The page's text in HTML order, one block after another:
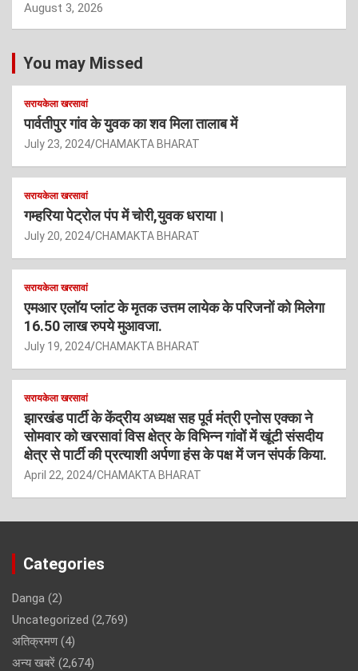
August 3, 2026
You may Missed
सरायकेला खरसावां
पार्वतीपुर गांव के युवक का शव मिला तालाब में
July 23, 2024 CHAMAKTA BHARAT
सरायकेला खरसावां
गम्हरिया पेट्रोल पंप में चोरी,युवक धराया।
July 20, 2024 CHAMAKTA BHARAT
सरायकेला खरसावां
एमआर एलॉय प्लांट के मृतक उत्तम लायेक के परिजनों को मिलेगा
16.50 लाख रुपये मुआवजा.
July 19, 2024 CHAMAKTA BHARAT
सरायकेला खरसावां
झारखंड पार्टी के केंद्रीय अध्यक्ष सह पूर्व मंत्री एनोस एक्का ने
सोमवार को खरसावां विस क्षेत्र के विभिन्न गांवों में खूंटी संसदीय
क्षेत्र से पार्टी की प्रत्याशी अर्पणा हंस के पक्ष में जन संपर्क किया.
April 22, 2024 CHAMAKTA BHARAT
Categories
Danga (2)
Uncategorized (2,769)
अतिक्रमण(4)
अन्य खबरें (2,674)